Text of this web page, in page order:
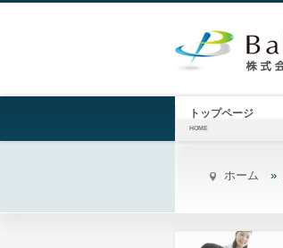
トップページ
HOME
ホーム